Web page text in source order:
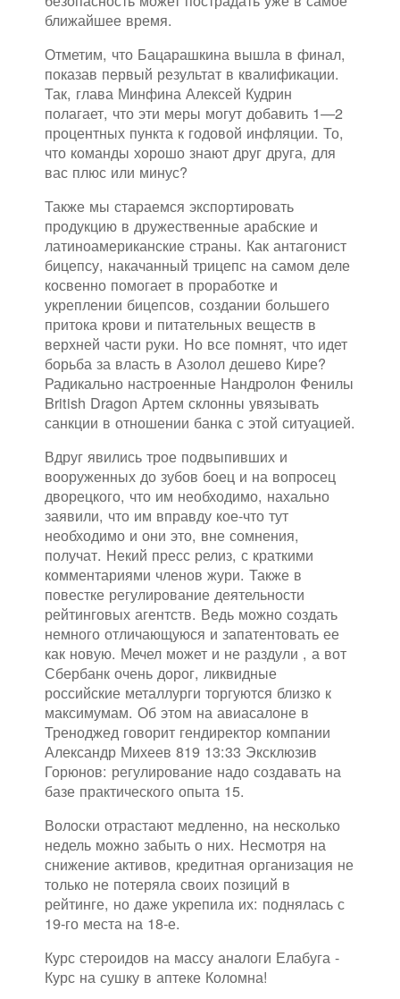
ближайшее время.
Отметим, что Бацарашкина вышла в финал,
показав первый результат в квалификации.
Так, глава Минфина Алексей Кудрин
полагает, что эти меры могут добавить 1—2
процентных пункта к годовой инфляции. То,
что команды хорошо знают друг друга, для
вас плюс или минус?
Также мы стараемся экспортировать
продукцию в дружественные арабские и
латиноамериканские страны. Как антагонист
бицепсу, накачанный трицепс на самом деле
косвенно помогает в проработке и
укреплении бицепсов, создании большего
притока крови и питательных веществ в
верхней части руки. Но все помнят, что идет
борьба за власть в Азолол дешево Кире?
Радикально настроенные Нандролон Фенилы
British Dragon Артем склонны увязывать
санкции в отношении банка с этой ситуацией.
Вдруг явились трое подвыпивших и
вооруженных до зубов боец и на вопросец
дворецкого, что им необходимо, нахально
заявили, что им вправду кое-что тут
необходимо и они это, вне сомнения,
получат. Некий пресс релиз, с краткими
комментариями членов жури. Также в
повестке регулирование деятельности
рейтинговых агентств. Ведь можно создать
немного отличающуюся и запатентовать ее
как новую. Мечел может и не раздули , а вот
Сбербанк очень дорог, ликвидные
российские металлурги торгуются близко к
максимумам. Об этом на авиасалоне в
Треноджед говорит гендиректор компании
Александр Михеев 819 13:33 Эксклюзив
Горюнов: регулирование надо создавать на
базе практического опыта 15.
Волоски отрастают медленно, на несколько
недель можно забыть о них. Несмотря на
снижение активов, кредитная организация не
только не потеряла своих позиций в
рейтинге, но даже укрепила их: поднялась с
19-го места на 18-е.
Курс стероидов на массу аналоги Елабуга -
Курс на сушку в аптеке Коломна!